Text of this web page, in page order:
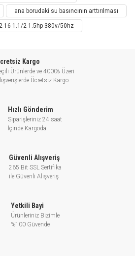
Havalandırma): Sıcak su
akışı, sıcaklık karışım akışı, oiler ve
filtreleme ve taşınma
16 bar
ana borudaki su basıncının arttırılması
16-1.1/2 1.5hp 380v/50hz
Kargo
Ürünlerde ve 4000₺ Üzeri
Ücretsiz Kargo
Hızlı Gönderim
Siparişleriniz 24 saat
İçinde Kargoda
Güvenli Alışveriş
265 Bit SSL Sertifika
ile Güvenli Alışveriş
Yetkili Bayi
Ürünleriniz Bizimle
%100 Güvende